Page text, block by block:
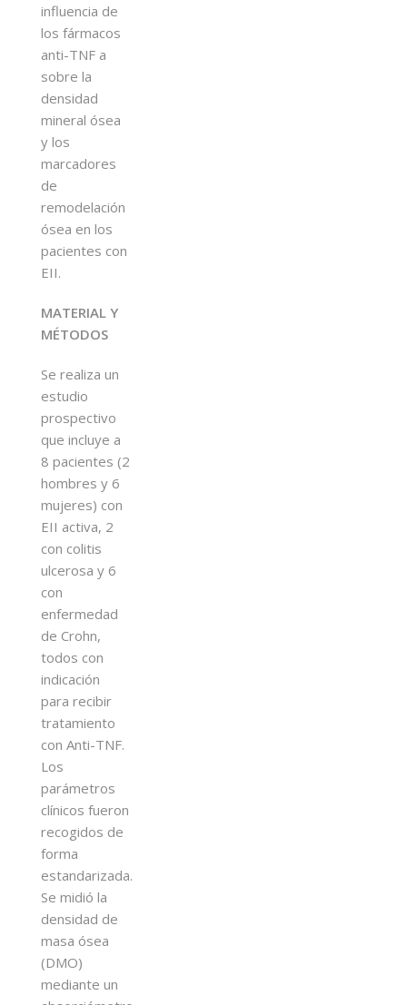
influencia de
los fármacos
anti-TNF a
sobre la
densidad
mineral ósea
y los
marcadores
de
remodelación
ósea en los
pacientes con
EII.
MATERIAL Y
MÉTODOS
Se realiza un
estudio
prospectivo
que incluye a
8 pacientes (2
hombres y 6
mujeres) con
EII activa, 2
con colitis
ulcerosa y 6
con
enfermedad
de Crohn,
todos con
indicación
para recibir
tratamiento
con Anti-TNF.
Los
parámetros
clínicos fueron
recogidos de
forma
estandarizada.
Se midió la
densidad de
masa ósea
(DMO)
mediante un